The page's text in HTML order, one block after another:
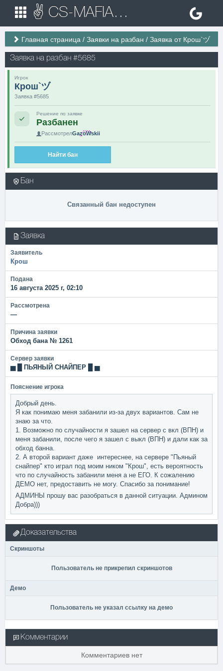
✌ CS-MAFIA.RU ✌ Игровые сервера Counter Strike 1.6
Главная страница / Заявки на разбан / Заявка от Крош`ヅ
Заявка на разбан #5685
Игрок
Крош`ヅ
Заявка #5685
Решение по заявке
Разбанен
РассмотрелGazoWskii
Найти бан
Бан
Связанный бан недоступен
Заявка
Заявитель
Крош
Подана
16 августа 2025 г, 02:10
Рассмотрена
—
Причина заявки
Обход бана № 1261
Сервер заявки
▅ █ ПЬЯНЫЙ СНАЙПЕР █ ▅
Пояснение игрока
Добрый день.
Я как понимаю меня забанили из-за двух вариантов. Сам не
знаю за что.
1. Возможно по случайности я зашел на сервер с вкл (ВПН) и
меня забанили, после чего я зашел с выкл (ВПН) и дали как за
обход банна.
2. А второй вариант даже интереснее, на сервере "Пьяный
снайпер" кто играл под моим ником "Крош", есть вероятность
что по случайность забанили меня а не ЕГО. К сожалению
ДЕМО нет, предоставить не могу. Спасибо за понимание!
АДМИНЫ прошу вас разобраться в данной ситуации. Админом
Добра)))
Доказательства
Скриншоты
Пользователь не прикрепил скриншотов
Демо
Пользователь не указал ссылку на демо
Комментарии
Комментариев нет